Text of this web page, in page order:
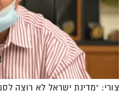
צורי: “מדינת ישראל לא רוצה